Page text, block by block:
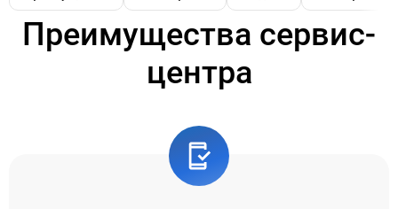
Преимущества сервис-
центра